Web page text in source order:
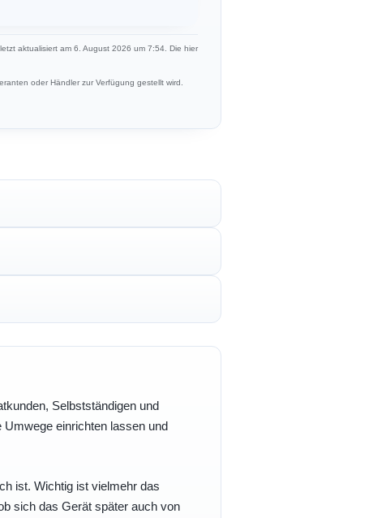
aktualisiert am 6. August 2026 um 7:54. Die hier
oder Händler zur Verfügung gestellt wird.
Selbstständigen und
einrichten lassen und
ist. Wichtig ist vielmehr das
sich das Gerät später auch von